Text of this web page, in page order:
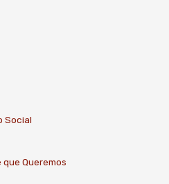
Social
que Queremos